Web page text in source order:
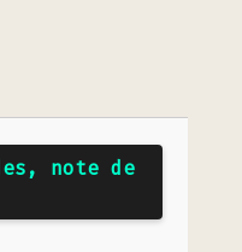
note de